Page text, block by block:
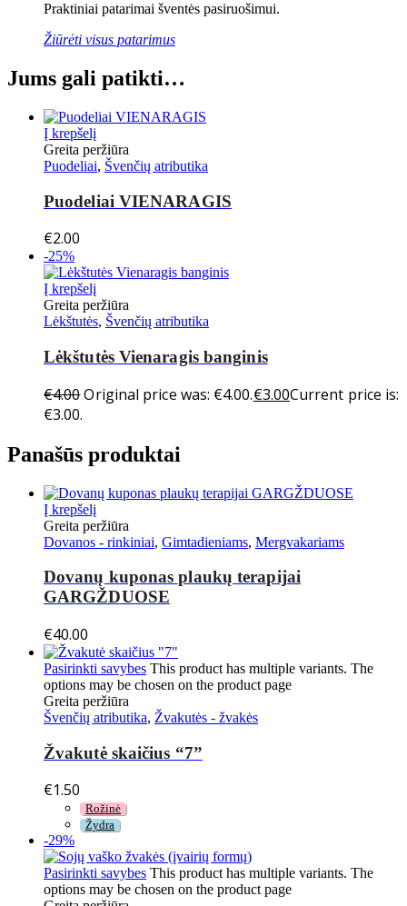
Praktiniai patarimai šventės pasiruošimui.
Žiūrėti visus patarimus
Jums gali patikti…
Į krepšelį
Greita peržiūra
Puodeliai, Švenčių atributika
Puodeliai VIENARAGIS
€2.00
-25%
Į krepšelį
Greita peržiūra
Lėkštutės, Švenčių atributika
Lėkštutės Vienaragis banginis
€4.00Original price was: €4.00.€3.00Current price is:
€3.00.
Panašūs produktai
Į krepšelį
Greita peržiūra
Dovanos - rinkiniai, Gimtadieniams, Mergvakariams
Dovanų kuponas plaukų terapijai
GARGŽDUOSE
€40.00
Pasirinkti savybes This product has multiple variants. The
options may be chosen on the product page
Greita peržiūra
Švenčių atributika, Žvakutės - žvakės
Žvakutė skaičius “7”
€1.50
Rožinė
Žydra
-29%
Pasirinkti savybes This product has multiple variants. The
options may be chosen on the product page